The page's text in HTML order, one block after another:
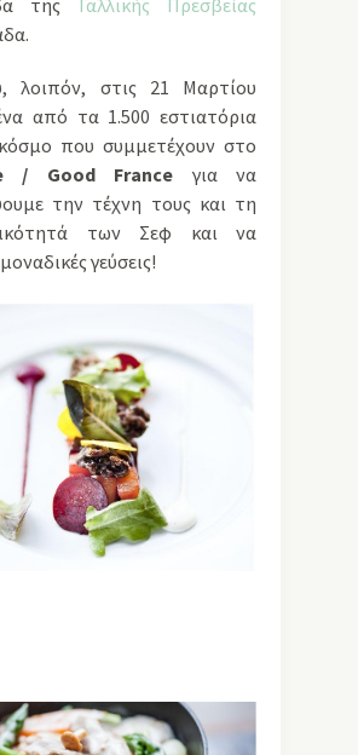
της
Γαλλικής Πρεσβείας
λοιπόν, στις 21 Μαρτίου
από τα 1.500 εστιατόρια
που συμμετέχουν στο
/ Good France για να
την τέχνη τους και τη
των Σεφ και να
γεύσεις!